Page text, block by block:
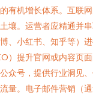
有机增长体系。互联
壤。运营者应精通并
、小红书、知乎等）
）提升官网或内容页
众号，提供行业洞见
量。电子邮件营销（